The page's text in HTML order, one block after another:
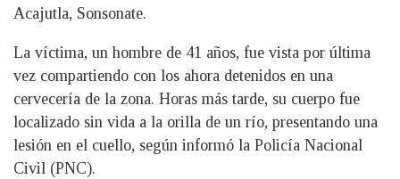
Acajutla, Sonsonate.
La víctima, un hombre de 41 años, fue vista por última
vez compartiendo con los ahora detenidos en una
cervecería de la zona. Horas más tarde, su cuerpo fue
localizado sin vida a la orilla de un río, presentando una
lesión en el cuello, según informó la Policía Nacional
Civil (PNC).